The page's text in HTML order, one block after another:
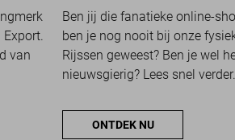
van
Ben jij die fanatieke online-
ben je nog nooit bij onze
Rijssen geweest? Ben je wel
nieuwsgierig? Lees snel
ONTDEK NU